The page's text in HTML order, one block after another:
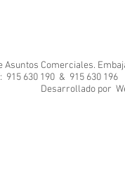
Asuntos Comerciales.
915 630 190 & 915 630